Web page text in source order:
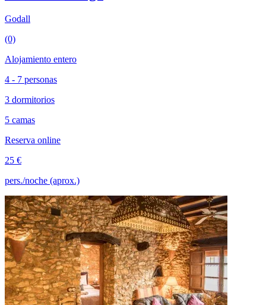
Godall
(0)
Alojamiento entero
4 - 7 personas
3 dormitorios
5 camas
Reserva online
25 €
pers./noche (aprox.)